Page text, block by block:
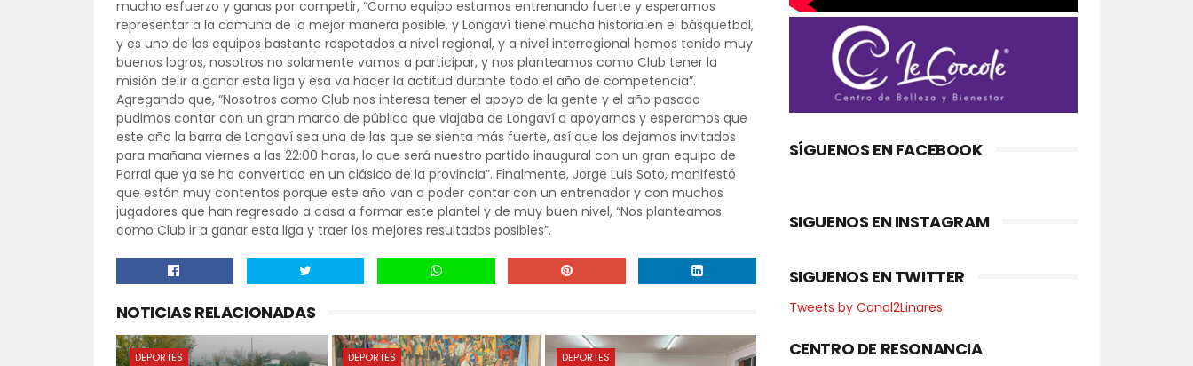
mucho esfuerzo y ganas por competir, “Como equipo estamos entrenando fuerte y esperamos
representar a la comuna de la mejor manera posible, y Longaví tiene mucha historia en el básquetbol,
y es uno de los equipos bastante respetados a nivel regional, y a nivel interregional hemos tenido muy
buenos logros, nosotros no solamente vamos a participar, y nos planteamos como Club tener la
misión de ir a ganar esta liga y esa va hacer la actitud durante todo el año de competencia”.
Agregando que, “Nosotros como Club nos interesa tener el apoyo de la gente y el año pasado
pudimos contar con un gran marco de público que viajaba de Longaví a apoyarnos y esperamos que
este año la barra de Longaví sea una de las que se sienta más fuerte, así que los dejamos invitados
para mañana viernes a las 22:00 horas, lo que será nuestro partido inaugural con un gran equipo de
Parral que ya se ha convertido en un clásico de la provincia”. Finalmente, Jorge Luis Soto, manifestó
que están muy contentos porque este año van a poder contar con un entrenador y con muchos
jugadores que han regresado a casa a formar este plantel y de muy buen nivel, “Nos planteamos
como Club ir a ganar esta liga y traer los mejores resultados posibles”.
NOTICIAS RELACIONADAS
DEPORTES DEPORTES DEPORTES
SÍGUENOS EN FACEBOOK
SIGUENOS EN INSTAGRAM
SIGUENOS EN TWITTER
Tweets by Canal2Linares
CENTRO DE RESONANCIA